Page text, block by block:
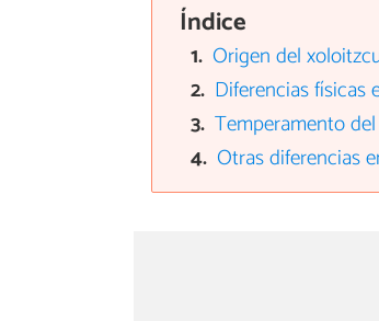
Índice
Origen del
Diferencias físicas
Temperamento
Otras diferencias